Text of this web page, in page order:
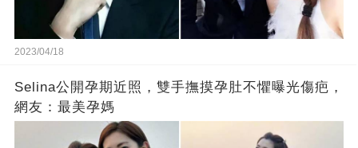
2023/04/18
Selina公開孕期近照，雙手撫摸孕肚不懼曝光傷疤，
網友：最美孕媽